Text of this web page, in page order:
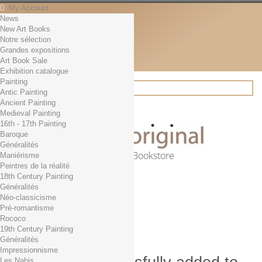
My Account
Contact
English
English
Français
News
Search
Online Art Bookstore
Cart (empty)
No products
Free shipping!
0,00 € Total
Check out
News
New Art Books
Notre sélection
Grandes expositions
Art Book Sale
Exhibition catalogue
Painting
Antic Painting
Ancient Painting
Medieval Painting
16th - 17th Painting
Baroque
Généralités
Maniérisme
Peintres de la réalité
18th Century Painting
Généralités
Néo-classicisme
Pré-romantisme
Rococo
19th Century Painting
Généralités
Impressionnisme